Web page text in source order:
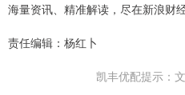
海量资讯、精准解读，尽在新浪财
责任编辑：杨红卜
凯丰优配提示：